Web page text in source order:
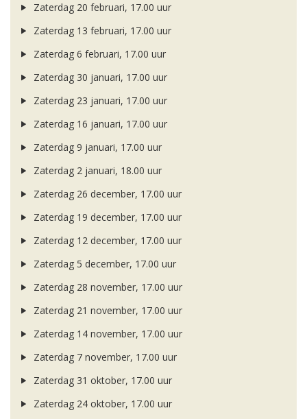
Zaterdag 20 februari, 17.00 uur
Zaterdag 13 februari, 17.00 uur
Zaterdag 6 februari, 17.00 uur
Zaterdag 30 januari, 17.00 uur
Zaterdag 23 januari, 17.00 uur
Zaterdag 16 januari, 17.00 uur
Zaterdag 9 januari, 17.00 uur
Zaterdag 2 januari, 18.00 uur
Zaterdag 26 december, 17.00 uur
Zaterdag 19 december, 17.00 uur
Zaterdag 12 december, 17.00 uur
Zaterdag 5 december, 17.00 uur
Zaterdag 28 november, 17.00 uur
Zaterdag 21 november, 17.00 uur
Zaterdag 14 november, 17.00 uur
Zaterdag 7 november, 17.00 uur
Zaterdag 31 oktober, 17.00 uur
Zaterdag 24 oktober, 17.00 uur